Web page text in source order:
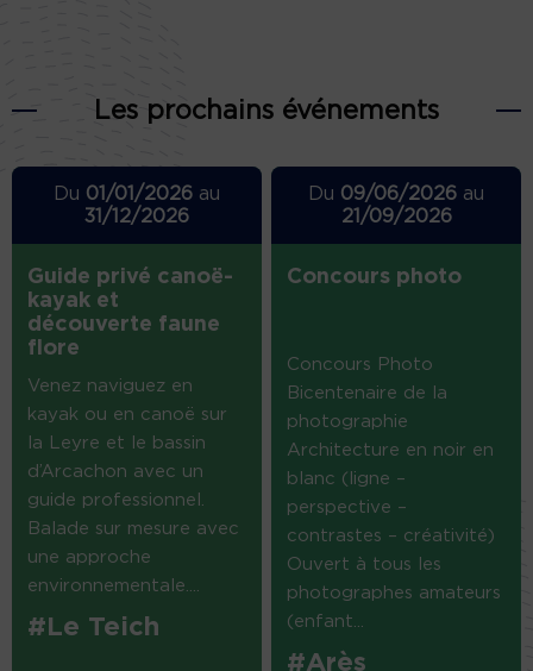
Les prochains événements
Du 01/01/2026au
31/12/2026
Guide privé canoë-
kayak et
découverte faune
flore
Venez naviguez en
kayak ou en canoë sur
la Leyre et le bassin
d’Arcachon avec un
guide professionnel.
Balade sur mesure avec
une approche
environnementale....
#Le Teich
Du 09/06/2026 au
21/09/2026
Concours photo
Concours Photo
Bicentenaire de la
photographie
Architecture en noir en
blanc (ligne –
perspective –
contrastes – créativité)
Ouvert à tous les
photographes amateurs
(enfant...
#Arès